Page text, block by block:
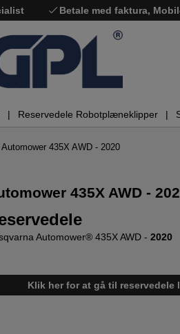
Betale med faktura,
Reservedele Robotplæneklipper
Automower 435X AWD - 2020
435X AWD -
Automower® 435X AWD - 2020
Klik her for at gå til reservedele